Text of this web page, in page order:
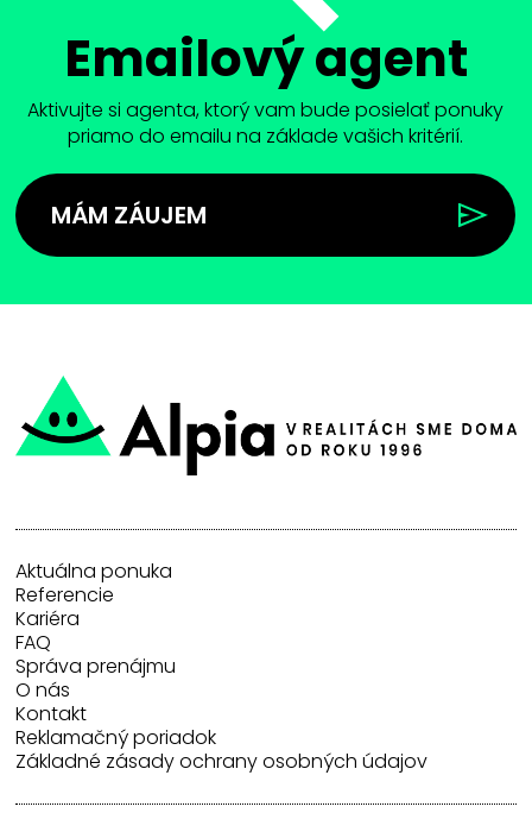
Emailový agent
Aktivujte si agenta, ktorý vam bude posielať ponuky
priamo do emailu na základe vašich kritérií.
MÁM ZÁUJEM
Aktuálna ponuka
Referencie
Kariéra
FAQ
Správa prenájmu
O nás
Kontakt
Reklamačný poriadok
Základné zásady ochrany osobných údajov